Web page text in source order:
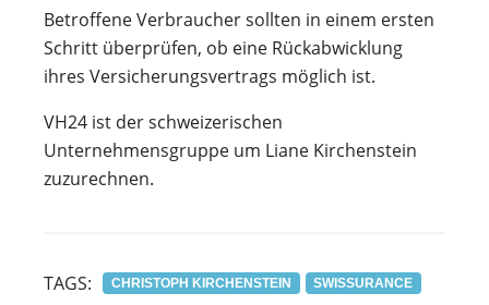
Betroffene Verbraucher sollten in einem ersten
Schritt überprüfen, ob eine Rückabwicklung
ihres Versicherungsvertrags möglich ist.
VH24 ist der schweizerischen
Unternehmensgruppe um Liane Kirchenstein
zuzurechnen.
TAGS: CHRISTOPH KIRCHENSTEIN SWISSURANCE